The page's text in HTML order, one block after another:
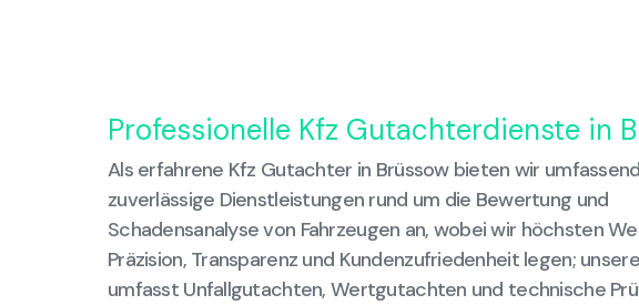
Professionelle Kfz Gutachterdienste in
Als erfahrene Kfz Gutachter in Brüssow bieten wir
zuverlässige Dienstleistungen rund um die Bewertung und
Schadensanalyse von Fahrzeugen an, wobei wir höchsten
Präzision, Transparenz und Kundenzufriedenheit legen;
umfasst Unfallgutachten, Wertgutachten und technische